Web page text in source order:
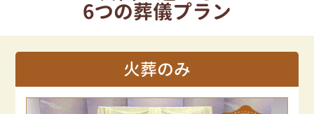
6つの葬儀プラン
火葬のみ